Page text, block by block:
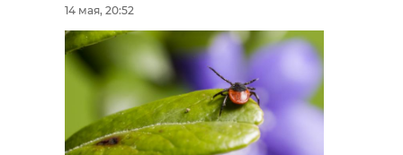
14 мая, 20:52